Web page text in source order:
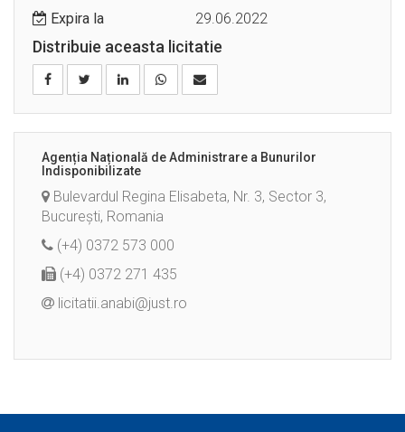
Expira la
29.06.2022
Distribuie aceasta licitatie
Agenția Națională de Administrare a Bunurilor
Indisponibilizate
Bulevardul Regina Elisabeta, Nr. 3, Sector 3,
București, Romania
(+4) 0372 573 000
(+4) 0372 271 435
licitatii.anabi@just.ro